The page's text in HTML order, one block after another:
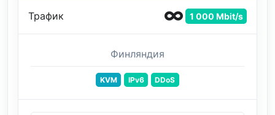
Трафик 1 000 Mbit/s
Финляндия
KVM IPv6 DDoS